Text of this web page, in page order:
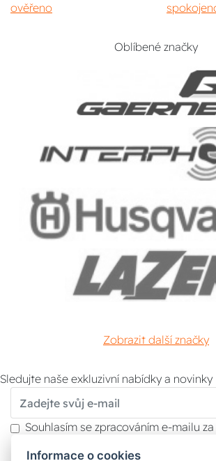
ověřeno
Oblíbené značky
Zobrazit další značky
Sledujte naše exkluzivní nabídky a novinky
Souhlasím se zpracováním e-mailu
Informace o cookies